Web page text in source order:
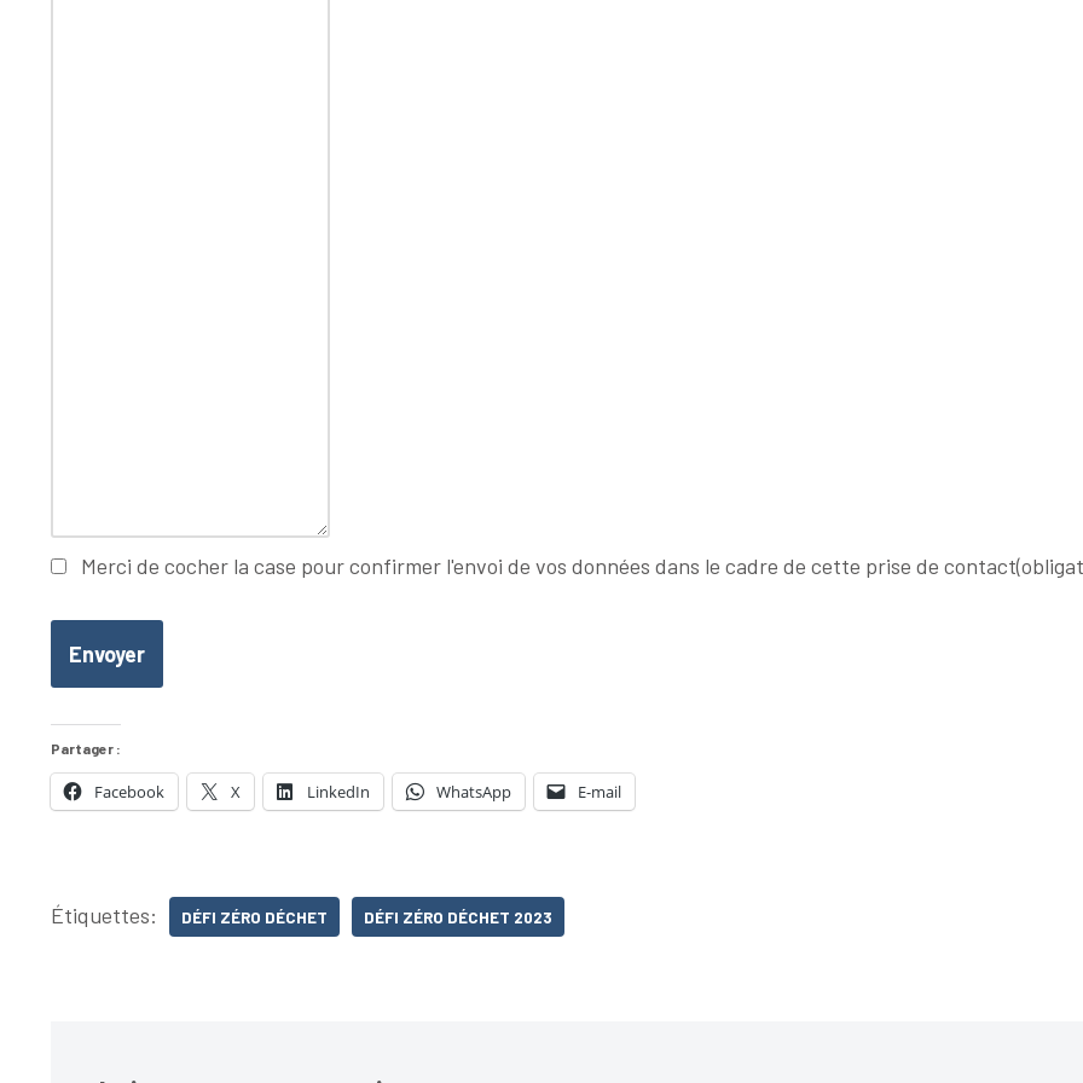
Merci de cocher la case pour confirmer l'envoi de vos données dans le cadre de cette prise de contact
Envoyer
Partager :
Facebook X LinkedIn WhatsApp E-mail
Étiquettes: DÉFI ZÉRO DÉCHET DÉFI ZÉRO DÉCHET 2023